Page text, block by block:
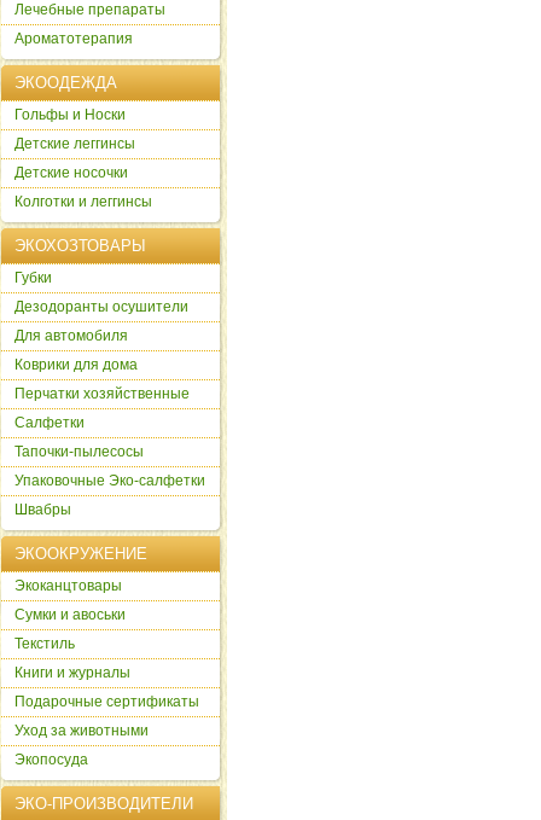
Лечебные препараты
Ароматотерапия
ЭКООДЕЖДА
Гольфы и Носки
Детские леггинсы
Детские носочки
Колготки и леггинсы
ЭКОХОЗТОВАРЫ
Губки
Дезодоранты осушители
Для автомобиля
Коврики для дома
Перчатки хозяйственные
Салфетки
Тапочки-пылесосы
Упаковочные Эко-салфетки
Швабры
ЭКООКРУЖЕНИЕ
Экоканцтовары
Сумки и авоськи
Текстиль
Книги и журналы
Подарочные сертификаты
Уход за животными
Экопосуда
ЭКО-ПРОИЗВОДИТЕЛИ